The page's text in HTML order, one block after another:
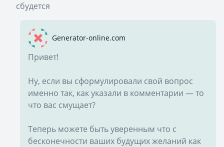
сбудется
Generator-online.com
Привет!
Ну, если вы сформулировали свой вопрос
именно так, как указали в комментарии — то
что вас смущает?
Теперь можете быть уверенным что с
бесконечности ваших будущих желаний как